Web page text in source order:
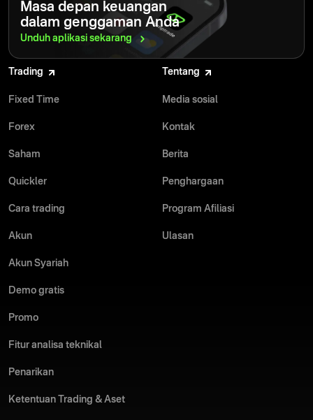
Masa depan keuangan
dalam genggaman Anda
Unduh aplikasi sekarang
Trading
Fixed Time
Forex
Saham
Quickler
Cara trading
Akun
Akun Syariah
Demo gratis
Promo
Fitur analisa teknikal
Penarikan
Ketentuan Trading & Aset
Tentang
Media sosial
Kontak
Berita
Penghargaan
Program Afiliasi
Ulasan